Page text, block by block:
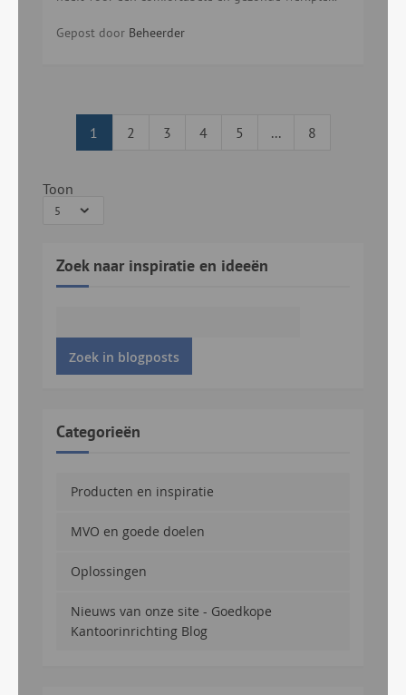
Gepost door Beheerder
1 2 3 4 5 ... 8
Toon
Zoek naar inspiratie en ideeën
Zoek in blogposts
Categorieën
Producten en inspiratie
MVO en goede doelen
Oplossingen
Nieuws van onze site - Goedkope
Kantoorinrichting Blog